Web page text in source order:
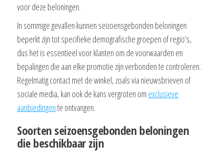
voor deze beloningen.
In sommige gevallen kunnen seizoensgebonden beloningen
beperkt zijn tot specifieke demografische groepen of regio’s,
dus het is essentieel voor klanten om de voorwaarden en
bepalingen die aan elke promotie zijn verbonden te controleren.
Regelmatig contact met de winkel, zoals via nieuwsbrieven of
sociale media, kan ook de kans vergroten om exclusieve
aanbiedingente ontvangen.
Soorten seizoensgebonden beloningen
die beschikbaar zijn